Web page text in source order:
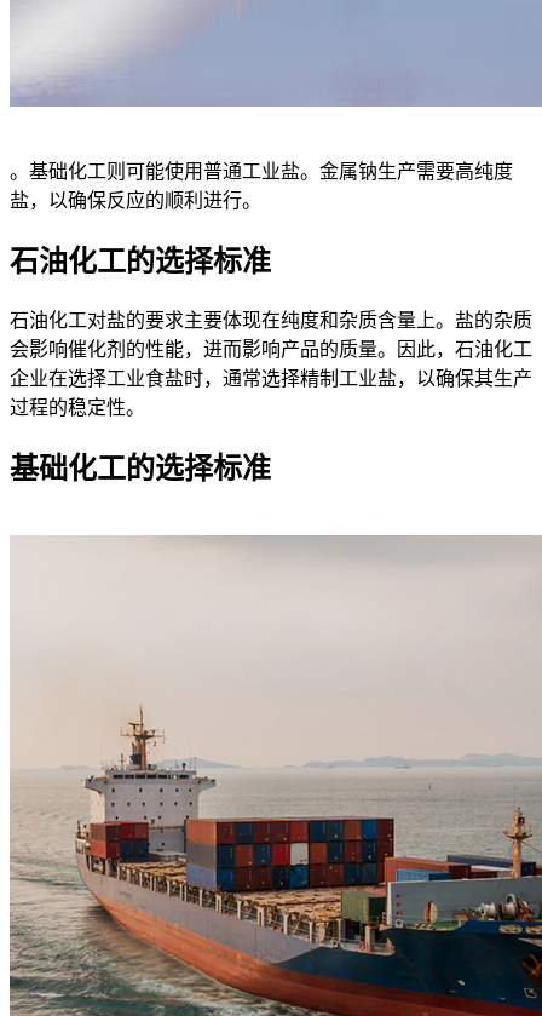
。基础化工则可能使用普通工业盐。金属钠生产需要高纯度
盐，以确保反应的顺利进行。
石油化工的选择标准
石油化工对盐的要求主要体现在纯度和杂质含量上。盐的杂质
会影响催化剂的性能，进而影响产品的质量。因此，石油化工
企业在选择工业食盐时，通常选择精制工业盐，以确保其生产
过程的稳定性。
基础化工的选择标准